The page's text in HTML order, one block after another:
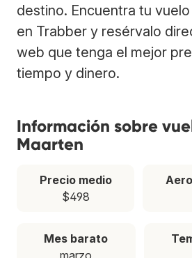
destino. Encuentra tu
en Trabber y resérvalo
web que tenga el mejor
tiempo y dinero.
Información sobre
Maarten
Precio medio
$498
Mes barato
marzo